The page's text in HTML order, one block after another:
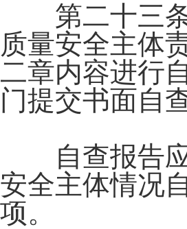
第二十三条
质量安全主体
二章内容进行
门提交书面自
自查报告应
安全主体情况
项。